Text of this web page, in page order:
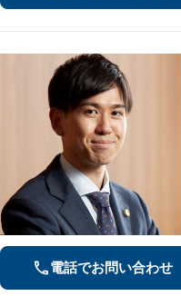
電話でお問い合わせ